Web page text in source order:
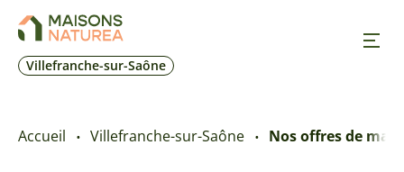
Villefranche-sur-Saône
Accueil Villefranche-sur-Saône Nos offres de